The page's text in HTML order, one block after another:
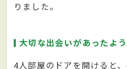
りました。
大切な出会いがあったよう
4人部屋のドアを開けると